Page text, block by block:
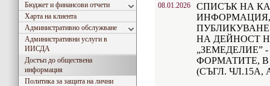
Бюджет и финансови отчети
Харта на клиента
Административно обслужване
Административни услуги в
ИИСДА
Достъп до обществена
информация
Политика за защита на лични
08.01.2026
СПИСЪК НА
ПУБЛИКУВАНЕ
НА ДЕЙНОСТ
„ЗЕМЕДЕЛИЕ”
ФОРМАТИТЕ,
(СЪГЛ. ЧЛ.15А,